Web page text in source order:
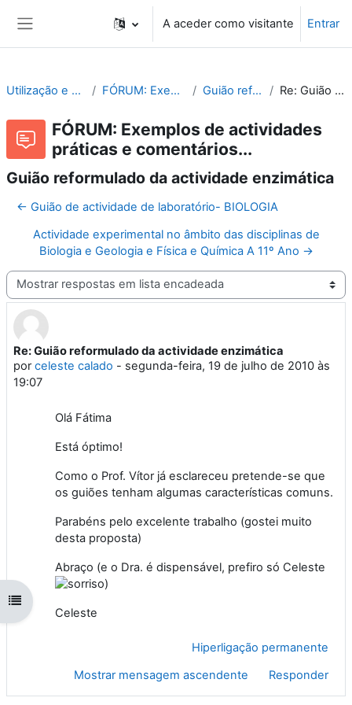
A aceder como visitante Entrar
Abrir índice da disciplina
Utilização e Organização de Laboratórios Escolares FÓRUM: Exemplos de actividades práticas e comentários... Guião reformulado da actividade enzimática Re: Guião reformulado da actividade enzimática
FÓRUM: Exemplos de actividades
práticas e comentários...
Guião reformulado da actividade enzimática
← Guião de actividade de laboratório- BIOLOGIA
Actividade experimental no âmbito das disciplinas de
Biologia e Geologia e Física e Química A 11º Ano →
Modo de visualização
Re: Guião reformulado da actividade enzimática
porceleste calado - segunda-feira, 19 de julho de 2010 às
19:07
Número de respostas: 0
Olá Fátima
Está óptimo!
Como o Prof. Vítor já esclareceu pretende-se que
os guiões tenham algumas características comuns.
Parabéns pelo excelente trabalho (gostei muito
desta proposta)
Abraço (e o Dra. é dispensável, prefiro só Celeste
)
Celeste
Hiperligação permanente
Mostrar mensagem ascendente
Responder